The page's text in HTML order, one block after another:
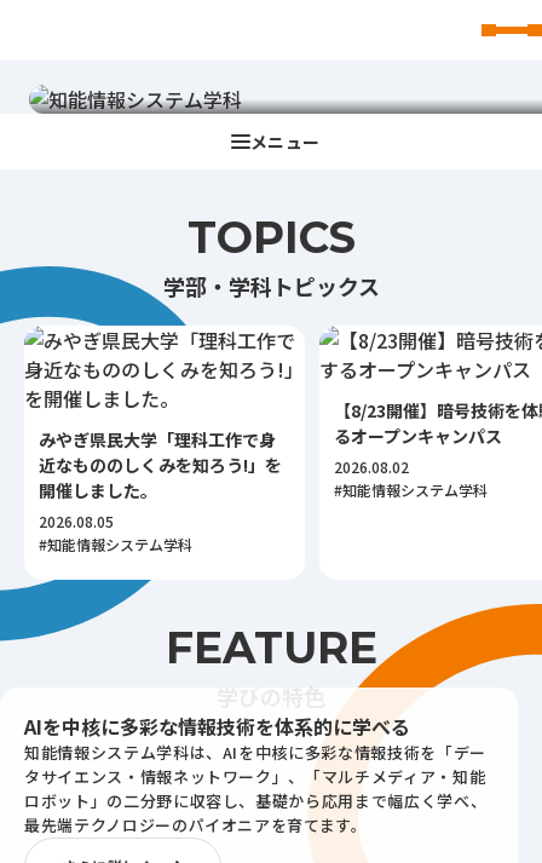
AIをはじめとするテクノロジーのパイオニア
学部・学科トピックス
TOPICS
みやぎ県民大学「理科工作で身
近なもののしくみを知ろう!」を
開催しました。
2026.08.05
#知能情報システム学科
【8/23開催】暗号技術を
るオープンキャンパス
2026.08.02
#知能情報システム学科
学びの特色
FEATURE
AIを中核に多彩な情報技術を体系的に学べる
知能情報システム学科は、AIを中核に多彩な情報技術を「デー
タサイエンス・情報ネットワーク」、「マルチメディア・知能
ロボット」の二分野に収容し、基礎から応用まで幅広く学べ、
最先端テクノロジーのパイオニアを育てます。